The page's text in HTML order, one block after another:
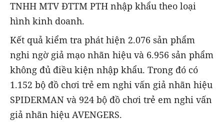
TNHH MTV ĐTTM PTH nhập khẩu theo loại
hình kinh doanh.
Kết quả kiểm tra phát hiện 2.076 sản phẩm
nghi ngờ giả mạo nhãn hiệu và 6.956 sản phẩm
không đủ điều kiện nhập khẩu. Trong đó có
1.152 bộ đồ chơi trẻ em nghi vấn giả nhãn hiệu
SPIDERMAN và 924 bộ đồ chơi trẻ em nghi vấn
giả nhãn hiệu AVENGERS.